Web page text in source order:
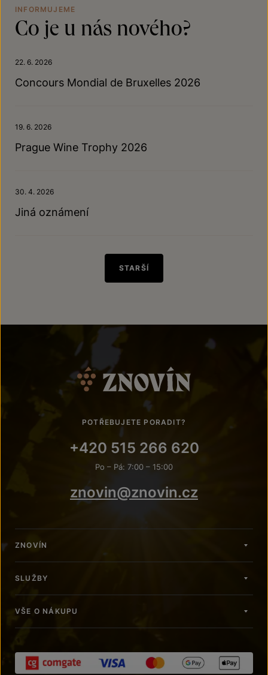
INFORMUJEME
Co je u nás nového?
22. 6. 2026
Concours Mondial de Bruxelles 2026
19. 6. 2026
Prague Wine Trophy 2026
30. 4. 2026
Jiná oznámení
STARŠÍ
POTŘEBUJETE PORADIT?
+420 515 266 620
Po – Pá: 7:00 – 15:00
znovin@znovin.cz
ZNOVÍN
SLUŽBY
VŠE O NÁKUPU